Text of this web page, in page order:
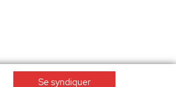
Se syndiquer